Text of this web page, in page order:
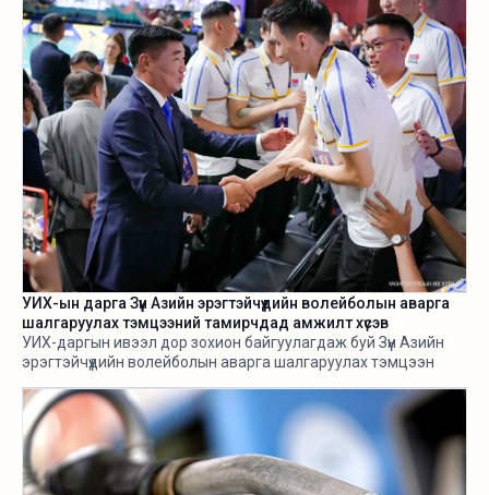
УИХ-ын дарга Зүүн Азийн эрэгтэйчүүдийн волейболын аварга
шалгаруулах тэмцээний тамирчдад амжилт хүсэв
УИХ-даргын ивээл дор зохион байгуулагдаж буй Зүүн Азийн
эрэгтэйчүүдийн волейболын аварга шалгаруулах тэмцээн